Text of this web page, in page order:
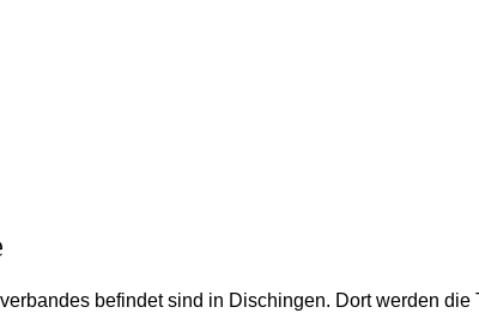
befindet sind in Dischingen. Dort werden